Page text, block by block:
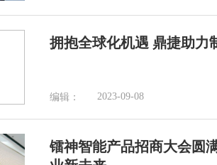
拥抱全球化机遇 鼎捷助力
编辑： 2023-09-08
镭神智能产品招商大会圆